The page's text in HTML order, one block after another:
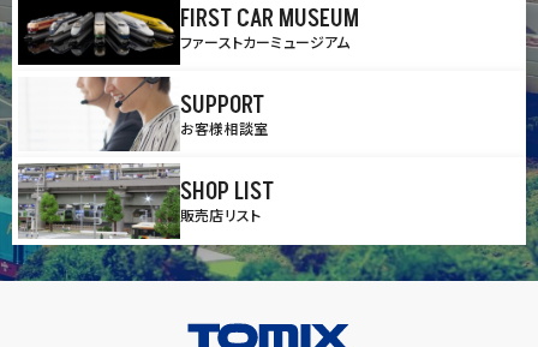
FIRST CAR MUSEUM
ファーストカーミュージアム
SUPPORT
お客様相談室
SHOP LIST
販売店リスト